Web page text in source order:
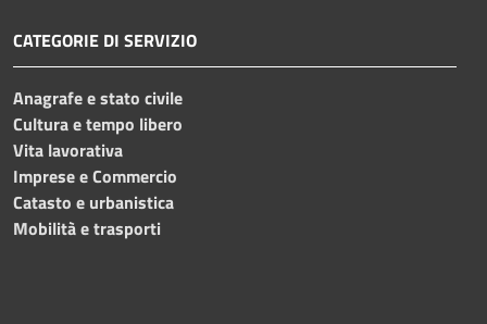
CATEGORIE DI SERVIZIO
Anagrafe e stato civile
Cultura e tempo libero
Vita lavorativa
Imprese e Commercio
Catasto e urbanistica
Mobilità e trasporti